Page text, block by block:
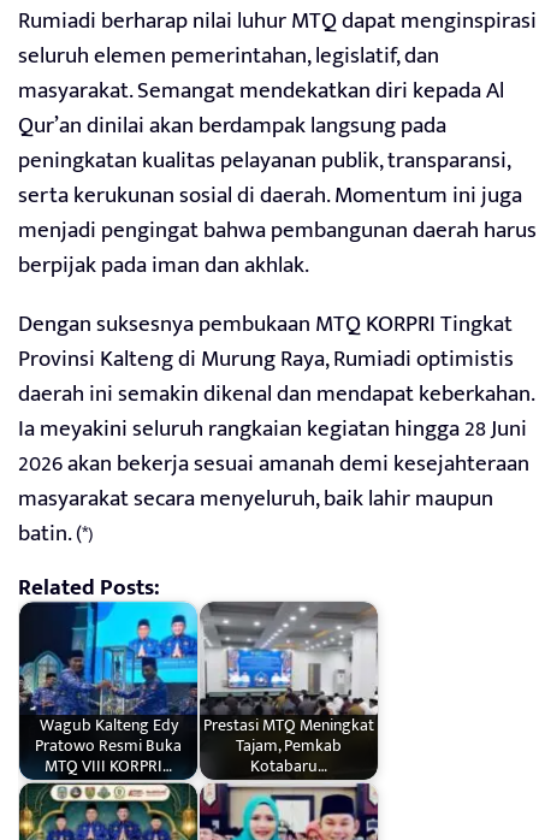
Rumiadi berharap nilai luhur MTQ dapat menginspirasi
seluruh elemen pemerintahan, legislatif, dan
masyarakat. Semangat mendekatkan diri kepada Al
Qur’an dinilai akan berdampak langsung pada
peningkatan kualitas pelayanan publik, transparansi,
serta kerukunan sosial di daerah. Momentum ini juga
menjadi pengingat bahwa pembangunan daerah harus
berpijak pada iman dan akhlak.
Dengan suksesnya pembukaan MTQ KORPRI Tingkat
Provinsi Kalteng di Murung Raya, Rumiadi optimistis
daerah ini semakin dikenal dan mendapat keberkahan.
Ia meyakini seluruh rangkaian kegiatan hingga 28 Juni
2026 akan bekerja sesuai amanah demi kesejahteraan
masyarakat secara menyeluruh, baik lahir maupun
batin. (*)
Related Posts:
Wagub Kalteng Edy
Pratowo Resmi Buka
MTQ VIII KORPRI…
Prestasi MTQ Meningkat
Tajam, Pemkab
Kotabaru…